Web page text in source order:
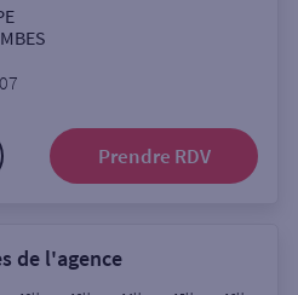
ou
Prendre RDV
de l'agence